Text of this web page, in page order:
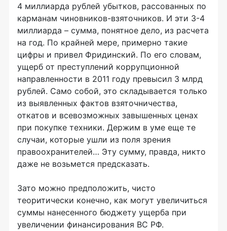
4 миллиарда рублей убытков, рассованных по
карманам чиновников-взяточников. И эти 3-4
миллиарда – сумма, понятное дело, из расчета
на год. По крайней мере, примерно такие
цифры и привел Фридинский. По его словам,
ущерб от преступлений коррупционной
направленности в 2011 году превысил 3 млрд
рублей. Само собой, это складывается только
из выявленных фактов взяточничества,
откатов и всевозможных завышенных ценах
при покупке техники. Держим в уме еще те
случаи, которые ушли из поля зрения
правоохранителей… Эту сумму, правда, никто
даже не возьмется предсказать.
Зато можно предположить, чисто
теоритически конечно, как могут увеличиться
суммы нанесенного бюджету ущерба при
увеличении финансирования ВС РФ.